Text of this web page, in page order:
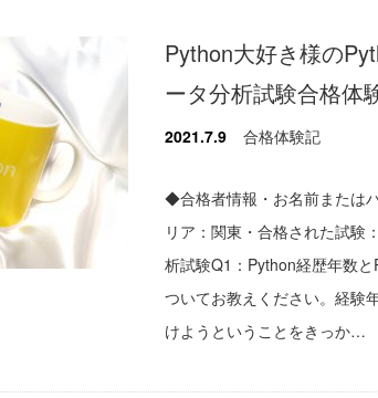
Python大好き様の
ータ分析試験合格体
2021.7.9 合格体験記
◆合格者情報・お名前または
リア：関東・合格された試験
析試験Q1：Python経歴年数
ついてお教えください。経験
けようということをきっか…